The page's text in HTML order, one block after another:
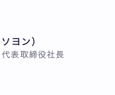
ヨン）
表取締役社長